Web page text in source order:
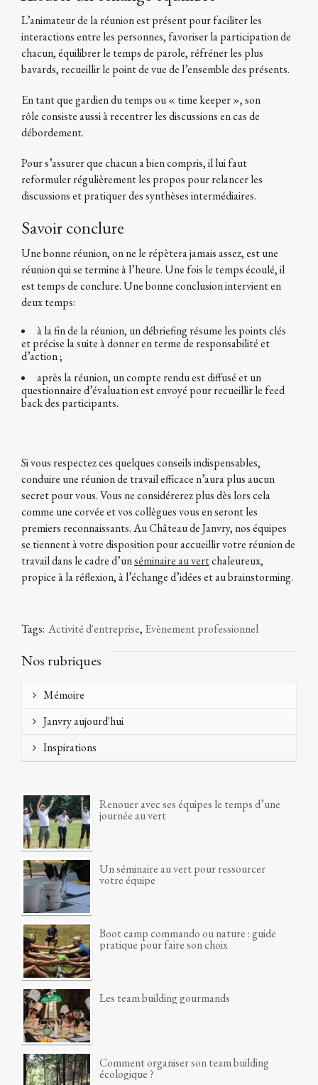
L’animateur de la réunion est présent pour faciliter les
interactions entre les personnes, favoriser la participation de
chacun, équilibrer le temps de parole, réfréner les plus
bavards, recueillir le point de vue de l’ensemble des présents.
En tant que gardien du temps ou « time keeper », son
rôle consiste aussi à recentrer les discussions en cas de
débordement.
Pour s’assurer que chacun a bien compris, il lui faut
reformuler régulièrement les propos pour relancer les
discussions et pratiquer des synthèses intermédiaires.
Savoir conclure
Une bonne réunion, on ne le répètera jamais assez, est une
réunion qui se termine à l’heure. Une fois le temps écoulé, il
est temps de conclure. Une bonne conclusion intervient en
deux temps:
à la fin de la réunion, un débriefing résume les points clés
et précise la suite à donner en terme de responsabilité et
d’action ;
après la réunion, un compte rendu est diffusé et un
questionnaire d’évaluation est envoyé pour recueillir le feed
back des participants.
Si vous respectez ces quelques conseils indispensables,
conduire une réunion de travail efficace n’aura plus aucun
secret pour vous. Vous ne considérerez plus dès lors cela
comme une corvée et vos collègues vous en seront les
premiers reconnaissants. Au Château de Janvry, nos équipes
se tiennent à votre disposition pour accueillir votre réunion de
travail dans le cadre d’unséminaire au vertchaleureux,
propice à la réflexion, à l’échange d’idées et au brainstorming.
Tags: Activité d'entreprise, Evènement professionnel
Nos rubriques
Mémoire
Janvry aujourd'hui
Inspirations
Renouer avec ses équipes le temps d’une
journée au vert
Un séminaire au vert pour ressourcer
votre équipe
Boot camp commando ou nature : guide
pratique pour faire son choix
Les team building gourmands
Comment organiser son team building
écologique ?